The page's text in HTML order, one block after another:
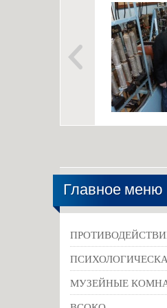
Главное меню
МУЗЕЙНЫЕ